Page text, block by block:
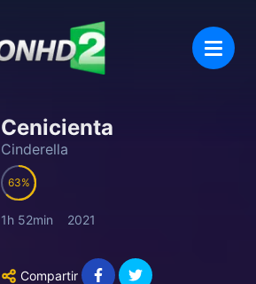
Cenicienta
Cinderella
63
1h 52min 2021
Compartir